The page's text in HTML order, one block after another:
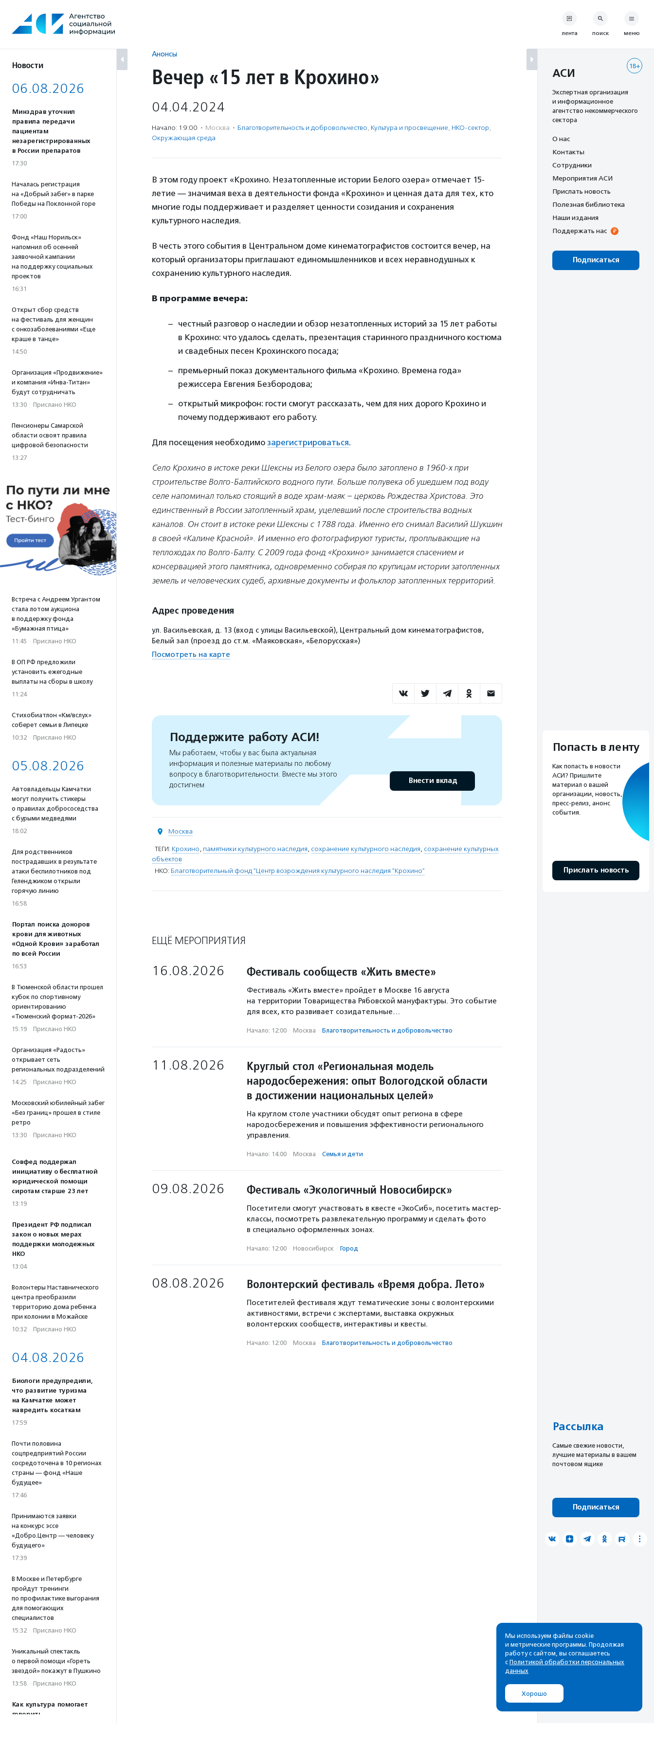
содержанию
Новости
06.08.2026
Минздрав уточнил
правила передачи
пациентам
незарегистрированных
в России препаратов
17:30
Началась регистрация
на «Добрый забег» в парке
Победы на Поклонной горе
17:00
Фонд «Наш Норильск»
напомнил об осенней
заявочной кампании
на поддержку социальных
проектов
16:31
Открыт сбор средств
на фестиваль для женщин
с онкозаболеваниями «Еще
краше в танце»
14:50
Организация «Продвижение»
и компания «Инва-Титан»
будут сотрудничать
13:30 · Прислано НКО
Пенсионеры Самарской
области освоят правила
цифровой безопасности
13:27
Встреча с Андреем Ургантом
стала лотом аукциона
в поддержку фонда
«Бумажная птица»
11:45 · Прислано НКО
В ОП РФ предложили
установить ежегодные
выплаты на сборы в школу
11:24
Стихобиатлон «Км/вслух»
соберет семьи в Липецке
10:32 · Прислано НКО
05.08.2026
Автовладельцы Камчатки
могут получить стикеры
о правилах добрососедства
с бурыми медведями
18:02
Для родственников
пострадавших в результате
атаки беспилотников под
Геленджиком открыли
горячую линию
16:58
Портал поиска доноров
крови для животных
«Одной Крови» заработал
по всей России
16:53
В Тюменской области прошел
кубок по спортивному
ориентированию
«Тюменский формат-2026»
15:19 · Прислано НКО
Организация «Радость»
открывает сеть
региональных подразделений
14:25 · Прислано НКО
Московский юбилейный забег
«Без границ» прошел в стиле
ретро
13:30 · Прислано НКО
Совфед поддержал
инициативу о бесплатной
юридической помощи
сиротам старше 23 лет
13:19
Президент РФ подписал
закон о новых мерах
поддержки молодежных
НКО
13:04
Волонтеры Наставнического
центра преобразили
территорию дома ребенка
при колонии в Можайске
10:32 · Прислано НКО
04.08.2026
Биологи предупредили,
что развитие туризма
на Камчатке может
навредить косаткам
17:59
Почти половина
соцпредприятий России
сосредоточена в 10 регионах
страны — фонд «Наше
будущее»
17:46
Принимаются заявки
на конкурс эссе
«Добро.Центр — человеку
будущего»
17:39
В Москве и Петербурге
пройдут тренинги
по профилактике выгорания
для помогающих
специалистов
15:32 · Прислано НКО
Уникальный спектакль
о первой помощи «Гореть
звездой» покажут в Пушкино
13:58 · Прислано НКО
Как культура помогает
говорить
Анонсы
Вечер «15 лет в Крохино»
04.04.2024
Начало: 19:00 · Москва · Благотвори­тель­ность и доброволь­чест­во, Культура и просвещение, НКО-сектор,
Окружающая среда
В этом году проект «Крохино. Незатопленные истории Белого озера» отмечает 15-
летие — значимая веха в деятельности фонда «Крохино» и ценная дата для тех, кто
многие годы поддерживает и разделяет ценности созидания и сохранения
культурного наследия.
В честь этого события в Центральном доме кинематографистов состоится вечер, на
который организаторы приглашают единомышленников и всех неравнодушных к
сохранению культурного наследия.
В программе вечера:
честный разговор о наследии и обзор незатопленных историй за 15 лет работы
в Крохино: что удалось сделать, презентация старинного праздничного костюма
и свадебных песен Крохинского посада;
премьерный показ документального фильма «Крохино. Времена года»
режиссера Евгения Безбородова;
открытый микрофон: гости смогут рассказать, чем для них дорого Крохино и
почему поддерживают его работу.
Для посещения необходимо зарегистрироваться.
Село Крохино в истоке реки Шексны из Белого озера было затоплено в 1960-х при
строительстве Волго-Балтийского водного пути. Больше полувека об ушедшем под воду
селе напоминал только стоящий в воде храм-маяк – церковь Рождества Христова. Это
единственный в России затопленный храм, уцелевший после строительства водных
каналов. Он стоит в истоке реки Шексны с 1788 года. Именно его снимал Василий Шукшин
в своей «Калине Красной». И именно его фотографируют туристы, проплывающие на
теплоходах по Волго-Балту. С 2009 года фонд «Крохино» занимается спасением и
консервацией этого памятника, одновременно собирая по крупицам истории затопленных
земель и человеческих судеб, архивные документы и фольклор затопленных территорий.
Адрес проведения
ул. Васильевская, д. 13 (вход с улицы Васильевской), Центральный дом кинематографистов,
Белый зал (проезд до ст.м. «Маяковская», «Белорусская»)
Посмотреть на карте
Поддержите работу АСИ!
Мы работаем, чтобы у вас была актуальная
информация и полезные материалы по любому
вопросу в благотворительности. Вместе мы этого
достигнем
Внести вклад
Москва
ТЕГИ: Крохино, памятники культурного наследия, сохранение культурного наследия, сохранение культурных
объектов
НКО: Благотворительный фонд "Центр возрождения культурного наследия "Крохино"
ЕЩЁ МЕРОПРИЯТИЯ
16.08.2026 Фестиваль сообществ «Жить вместе»
Фестиваль «Жить вместе» пройдет в Москве 16 августа
на территории Товарищества Рябовской мануфактуры. Это событие
для всех, кто развивает созидательные…
Начало: 12:00 · Москва · Благотвори­тель­ность и доброволь­чест­во
11.08.2026
Круглый стол «Региональная модель
народосбережения: опыт Вологодской области
в достижении национальных целей»
На круглом столе участники обсудят опыт региона в сфере
народосбережения и повышения эффективности регионального
управления.
Начало: 14:00 · Москва · Семья и дети
09.08.2026 Фестиваль «Экологичный Новосибирск»
Посетители смогут участвовать в квесте «ЭкоСиб», посетить мастер-
классы, посмотреть развлекательную программу и сделать фото
в специально оформленных зонах.
Начало: 12:00 · Новосибирск · Город
08.08.2026 Волонтерский фестиваль «Время добра. Лето»
Посетителей фестиваля ждут тематические зоны с волонтерскими
активностями, встречи с экспертами, выставка окружных
волонтерских сообществ, интерактивы и квесты.
Начало: 12:00 · Москва · Благотвори­тель­ность и доброволь­чест­во
лента поиск меню
18+
АСИ
Экспертная организация
и информационное
агентство некоммерческого
сектора
О нас
Контакты
Сотрудники
Мероприятия АСИ
Прислать новость
Полезная библиотека
Наши издания
Поддержать нас
Подписаться
Попасть в ленту
Как попасть в новости
АСИ? Пришлите
материал о вашей
организации, новость,
пресс-релиз, анонс
события.
Прислать новость
Рассылка
Cамые свежие новости,
лучшие материалы в вашем
почтовом ящике
Подписаться
Мы используем файлы cookie
и метрические программы. Продолжая
работу с сайтом, вы соглашаетесь
с Политикой обработки персональных
данных
Хорошо